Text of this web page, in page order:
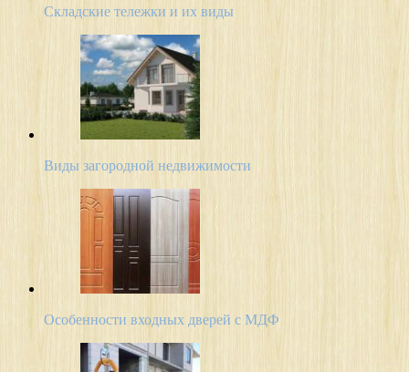
Складские тележки и их виды
Виды загородной недвижимости
Особенности входных дверей с МДФ